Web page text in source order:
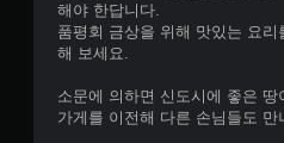
해야 한답니다.
품평회 금상을 위해 맛있는 요
해 보세요.
소문에 의하면 신도시에 좋은
가게를 이전해 다른 손님들도 만